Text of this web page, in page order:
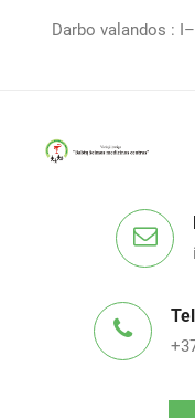
Darbo valandos :